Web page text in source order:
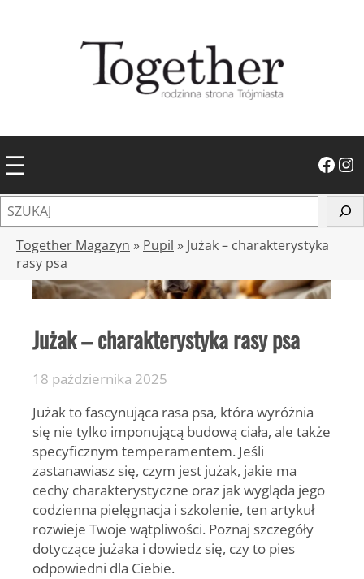
Facebook Instagram
z
Together Magazyn » Pupil » Jużak – charakterystyka
rasy psa
Jużak – charakterystyka rasy psa
18 października 2025
Jużakto fascynująca rasa psa, która wyróżnia
się nie tylko imponującą budową ciała, ale także
specyficznym temperamentem. Jeśli
zastanawiasz się, czym jest jużak, jakie ma
cechy charakterystyczne oraz jak wygląda jego
codzienna pielęgnacja i szkolenie, ten artykuł
rozwieje Twoje wątpliwości. Poznaj szczegóły
dotyczące jużaka i dowiedz się, czy to pies
odpowiedni dla Ciebie.